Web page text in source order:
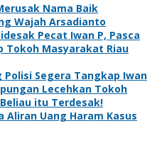
Nama Baik
Wajah Arsadianto
Pecat Iwan P, Pasca
Tokoh Masyarakat Riau
Polisi Segera Tangkap Iwan
Lecehkan Tokoh
itu Terdesak!
Aliran Uang Haram Kasus